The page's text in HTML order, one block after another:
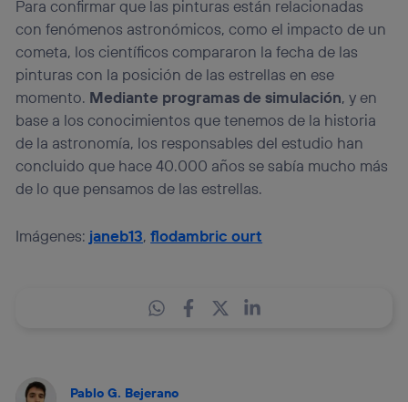
Para confirmar que las pinturas están relacionadas
con fenómenos astronómicos, como el impacto de un
cometa, los científicos compararon la fecha de las
pinturas con la posición de las estrellas en ese
momento. Mediante programas de simulación, y en
base a los conocimientos que tenemos de la historia
de la astronomía, los responsables del estudio han
concluido que hace 40.000 años se sabía mucho más
de lo que pensamos de las estrellas.
Imágenes: janeb13,flodambric ourt
Pablo G. Bejerano